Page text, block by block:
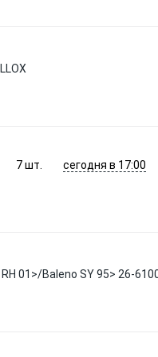
7шт. сегодня в 17:00
01>/Baleno SY 95> 26-